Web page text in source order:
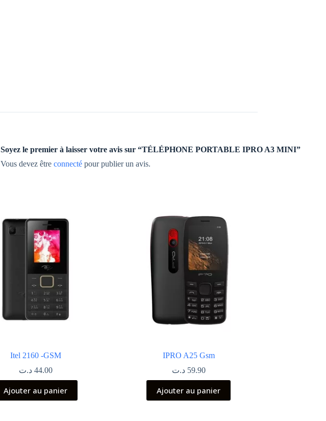
Soyez le premier à laisser votre avis sur “TÉLÉPHONE PORTABLE IPRO A3 MINI”
Vous devez être connectépour publier un avis.
Itel 2160 -GSM
44.00 د.ت
Ajouter au panier
IPRO A25 Gsm
59.90 د.ت
Ajouter au panier